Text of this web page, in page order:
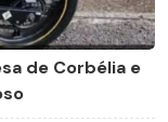
de Corbélia e